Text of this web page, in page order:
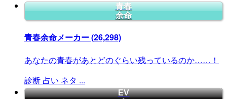
青春
余命
青春余命メーカー(26,298)
あなたの青春があとどのぐらい残っているのか……！
診断 占い ネタ ...
EV